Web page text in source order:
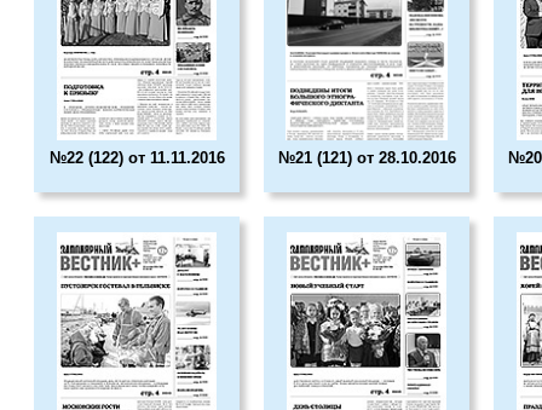
№22 (122) от 11.11.2016 №21 (121) от 28.10.2016 №20